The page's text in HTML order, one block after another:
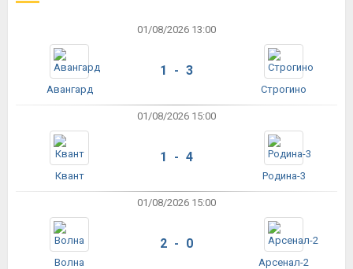
01/08/2026 13:00
Авангард
1 - 3
Строгино
01/08/2026 15:00
Квант
1 - 4
Родина-3
01/08/2026 15:00
Волна
2 - 0
Арсенал-2